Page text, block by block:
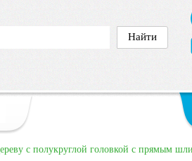
с полукруглой головкой с прямым